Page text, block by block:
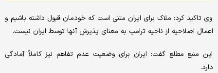
وی تاکید کرد: ملاک برای ایران متنی است که خودمان قبول داشته باشیم و
اعمال اصلاحیه از ناحیه ترامپ به معنای پذیرش آنها توسط ایران نیست.
این منبع مطلع گفت: ایران برای وضعیت عدم تفاهم نیز کاملاً آمادگی
دارد.